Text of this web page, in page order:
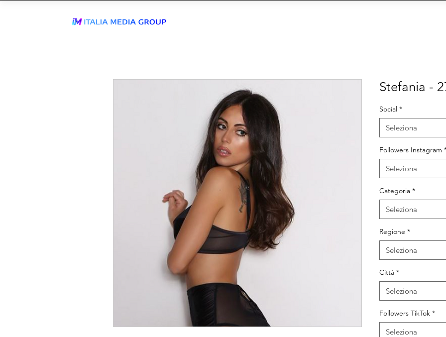
Stefania -
Social *
Seleziona
Followers Instagram
Seleziona
Categoria *
Seleziona
Regione *
Seleziona
Città *
Seleziona
Followers TikTok *
Seleziona